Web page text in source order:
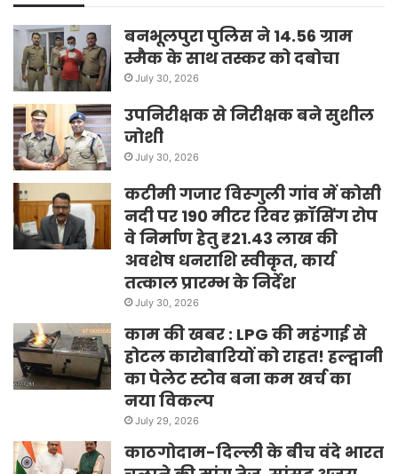
बनभूलपुरा पुलिस ने 14.56 ग्राम
स्मैक के साथ तस्कर को दबोचा
July 30, 2026
उपनिरीक्षक से निरीक्षक बने सुशील
जोशी
July 30, 2026
कटीमी गजार विस्गुली गांव में कोसी
नदी पर 190 मीटर रिवर क्रॉसिंग रोप
वे निर्माण हेतु ₹21.43 लाख की
अवशेष धनराशि स्वीकृत, कार्य
तत्काल प्रारम्भ के निर्देश
July 30, 2026
काम की खबर : LPG की महंगाई से
होटल कारोबारियों को राहत! हल्द्वानी
का पेलेट स्टोव बना कम खर्च का
नया विकल्प
July 29, 2026
काठगोदाम-दिल्ली के बीच वंदे भारत